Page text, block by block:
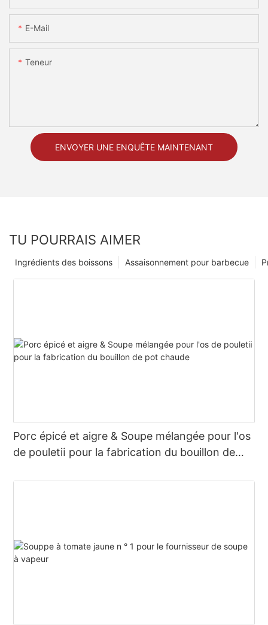
E-Mail
Teneur
ENVOYER UNE ENQUÊTE MAINTENANT
TU POURRAIS AIMER
Assaisonnement pour barbecue
Ingrédients des boissons
Porc épicé et aigre & Soupe mélangée pour l'os
de pouletⅱ pour la fabrication du bouillon de